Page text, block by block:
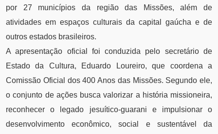
por 27 municípios da região das Missões, além de
atividades em espaços culturais da capital gaúcha e de
outros estados brasileiros.
A apresentação oficial foi conduzida pelo secretário de
Estado da Cultura, Eduardo Loureiro, que coordena a
Comissão Oficial dos 400 Anos das Missões. Segundo ele,
o conjunto de ações busca valorizar a história missioneira,
reconhecer o legado jesuítico-guarani e impulsionar o
desenvolvimento econômico, social e sustentável da